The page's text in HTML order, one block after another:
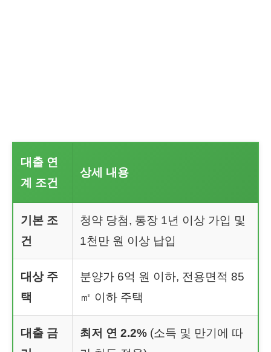
대출 연
계 조건
상세 내용
기본 조
건
청약 당첨, 통장 1년 이상 가입 및
1천만 원 이상 납입
대상 주
택
분양가 6억 원 이하, 전용면적 85
㎡ 이하 주택
대출 금
최저 연 2.2% (소득 및 만기에 따